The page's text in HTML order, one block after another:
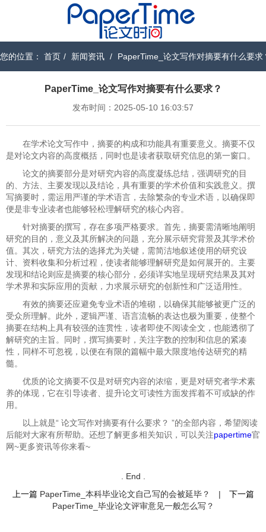
您的位置： 首页 / 新闻资讯 / PaperTime_论文写作对摘要有什么要求
PaperTime_论文写作对摘要有什么要求？
发布时间：2025-05-10 16:03:57
在学术论文写作中，摘要的构成和功能具有重要意义。摘要不仅
是对论文内容的高度概括，同时也是读者获取研究信息的第一窗口。
论文的摘要部分是对研究内容的高度凝练总结，强调研究的目
的、方法、主要发现以及结论，具有重要的学术价值和实践意义。撰
写摘要时，需运用严谨的学术语言，去除繁杂的专业术语，以确保即
便是非专业读者也能够轻松理解研究的核心内容。
针对摘要的撰写，存在多项严格要求。首先，摘要需清晰地阐明
研究的目的，意义及其所解决的问题，充分展示研究背景及其学术价
值。其次，研究方法的选择尤为关键，需简洁地叙述使用的研究设
计、资料收集和分析过程，使读者能够理解研究是如何展开的。主要
发现和结论则应是摘要的核心部分，必须详实地呈现研究结果及其对
学术界和实际应用的贡献，力求展示研究的创新性和广泛适用性。
有效的摘要还应避免专业术语的堆砌，以确保其能够被更广泛的
受众所理解。此外，逻辑严谨、语言流畅的表达也极为重要，使整个
摘要在结构上具有较强的连贯性，读者即使不阅读全文，也能透彻了
解研究的主旨。同时，撰写摘要时，关注字数的控制和信息的紧凑
性，同样不可忽视，以便在有限的篇幅中最大限度地传达研究的精
髓。
优质的论文摘要不仅是对研究内容的浓缩，更是对研究者学术素
养的体现，它在引导读者、提升论文可读性方面发挥着不可或缺的作
用。
以上就是“ 论文写作对摘要有什么要求？ ”的全部内容，希望阅读
后能对大家有所帮助。还想了解更多相关知识，可以关注papertime官
网~更多资讯等你来看~
. End .
上一篇 PaperTime_本科毕业论文自己写的会被延毕？ |
下一篇
PaperTime_毕业论文评审意见一般怎么写？